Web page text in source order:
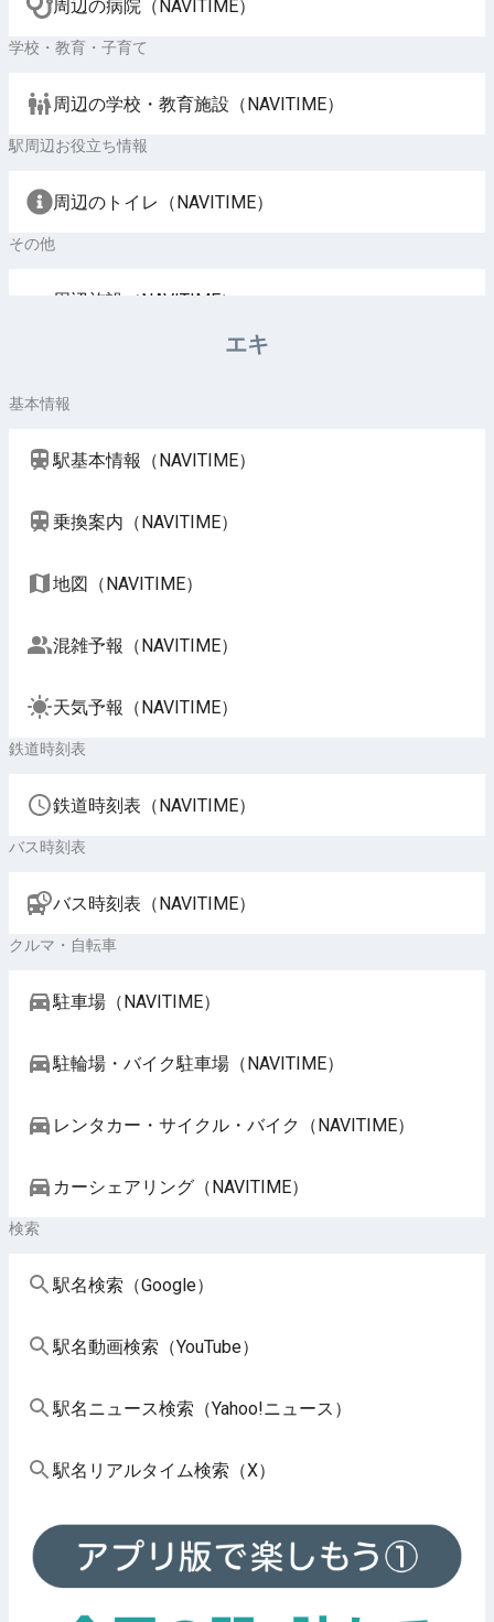
周辺の病院（NAVITIME）
学校・教育・子育て
周辺の学校・教育施設（NAVITIME）
駅周辺お役立ち情報
周辺のトイレ（NAVITIME）
その他
周辺施設（NAVITIME）
エキ
基本情報
駅基本情報（NAVITIME）
乗換案内（NAVITIME）
地図（NAVITIME）
混雑予報（NAVITIME）
天気予報（NAVITIME）
鉄道時刻表
鉄道時刻表（NAVITIME）
バス時刻表
バス時刻表（NAVITIME）
クルマ・自転車
駐車場（NAVITIME）
駐輪場・バイク駐車場（NAVITIME）
レンタカー・サイクル・バイク（NAVITIME）
カーシェアリング（NAVITIME）
検索
駅名検索（Google）
駅名動画検索（YouTube）
駅名ニュース検索（Yahoo!ニュース）
駅名リアルタイム検索（X）